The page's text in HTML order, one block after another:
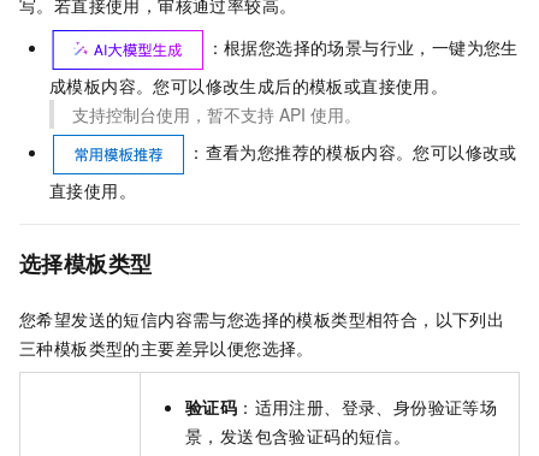
写。若直接使用，审核通过率较高。
：根据您选择的场景与行业，一键为您生
成模板内容。您可以修改生成后的模板或直接使用。
支持控制台使用，暂不支持 API 使用。
：查看为您推荐的模板内容。您可以修改或
直接使用。
选择模板类型
您希望发送的短信内容需与您选择的模板类型相符合，以下列出
三种模板类型的主要差异以便您选择。
验证码 ：适用注册、登录、身份验证等场
景，发送包含验证码的短信。